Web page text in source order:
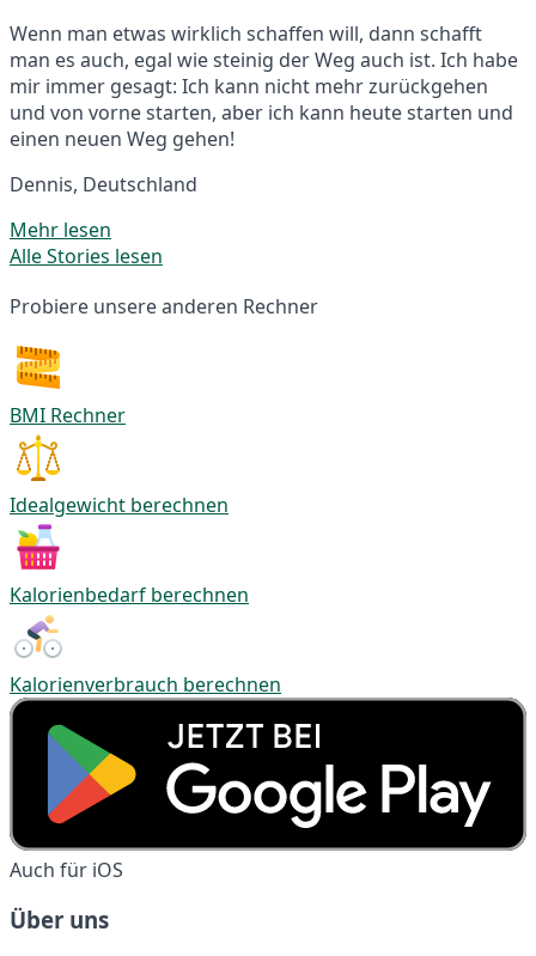
Wenn man etwas wirklich schaffen will, dann schafft
man es auch, egal wie steinig der Weg auch ist. Ich habe
mir immer gesagt: Ich kann nicht mehr zurückgehen
und von vorne starten, aber ich kann heute starten und
einen neuen Weg gehen!
Dennis, Deutschland
Mehr lesen
Alle Stories lesen
Probiere unsere anderen Rechner
BMI Rechner
Idealgewicht berechnen
Kalorienbedarf berechnen
Kalorienverbrauch berechnen
Auch für iOS
Über uns